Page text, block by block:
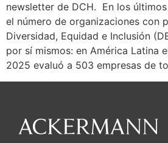
newsletter de DCH. En los
el número de organizaciones con
Diversidad, Equidad e Inclusión
por sí mismos: en América Latina
2025 evaluó a 503 empresas de